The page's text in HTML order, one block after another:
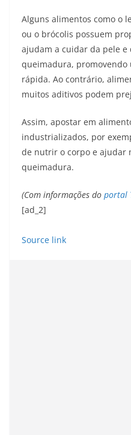
Alguns alimentos como o
ou o brócolis possuem
ajudam a cuidar da pele
queimadura, promovendo
rápida. Ao contrário,
muitos aditivos podem
Assim, apostar em
industrializados, por
de nutrir o corpo e ajudar
queimadura.
(Com informações do portal
[ad_2]
Source link